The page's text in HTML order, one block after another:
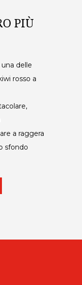
PIÙ
delle
rosso a
a raggera
sfondo